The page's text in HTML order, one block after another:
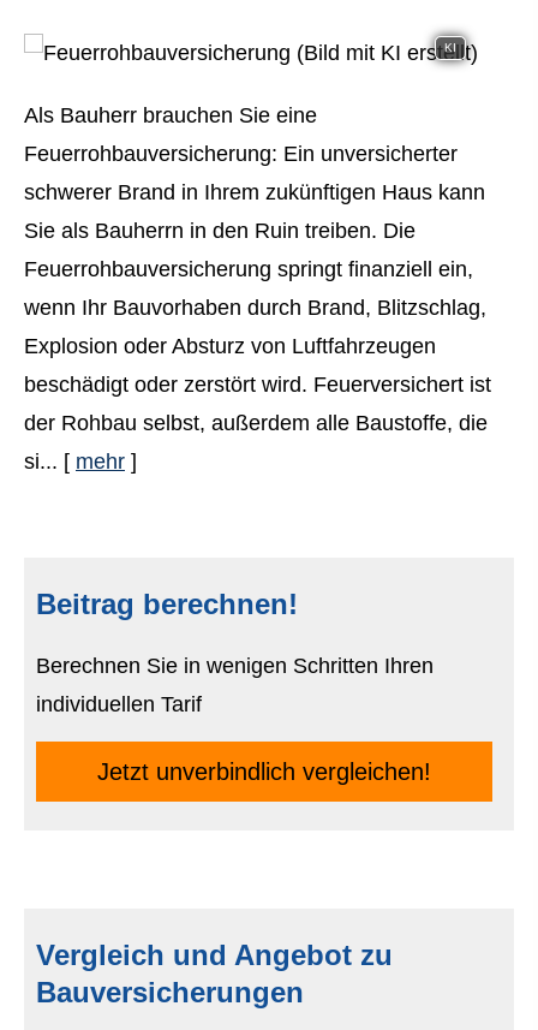
KI
Als Bauherr brauchen Sie eine
Feuerrohbauversicherung: Ein unversicherter
schwerer Brand in Ihrem zukünftigen Haus kann
Sie als Bauherrn in den Ruin treiben. Die
Feuerrohbauversicherung springt finanziell ein,
wenn Ihr Bauvorhaben durch Brand, Blitzschlag,
Explosion oder Absturz von Luftfahrzeugen
beschädigt oder zerstört wird. Feuerversichert ist
der Rohbau selbst, außerdem alle Baustoffe, die
si... [ mehr ]
Beitrag berechnen!
Berechnen Sie in wenigen Schritten Ihren
individuellen Tarif
Jetzt unverbindlich ver­gleichen!
Vergleich und Angebot zu
Bauversicherungen